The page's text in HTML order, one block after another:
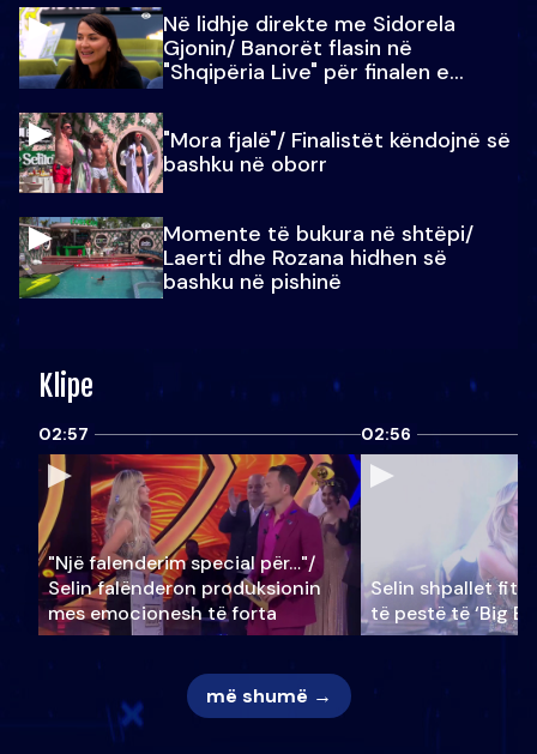
Në lidhje direkte me Sidorela
Gjonin/ Banorët flasin në
"Shqipëria Live" për finalen e
"Mora fjalë"/ Finalistët këndojnë së
bashku në oborr
Momente të bukura në shtëpi/
Laerti dhe Rozana hidhen së
bashku në pishinë
Klipe
02:57
"Një falenderim special për…"/
Selin falënderon produksionin
mes emocionesh të forta
02:56
Selin shpallet
të pestë të ‘Big
më shumë →